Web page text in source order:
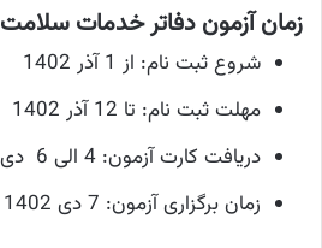
زمان آزمون دفاتر خدمات سلامت
شروع ثبت نام: از 1 آذر 1402
مهلت ثبت نام: تا 12 آذر 1402
دریافت کارت آزمون: 4 الی 6 دی 1402
زمان برگزاری آزمون: 7 دی 1402